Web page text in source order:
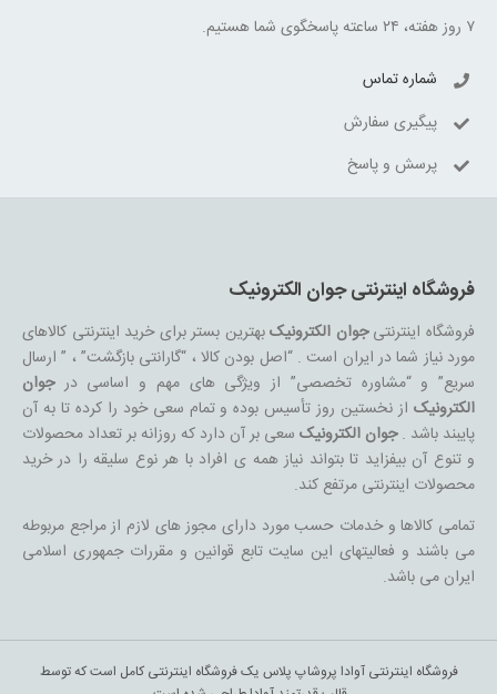
۷ روز هفته، ۲۴ ساعته پاسخگوی شما هستیم.
شماره تماس
پیگیری سفارش
پرسش و پاسخ
فروشگاه اینترنتی جوان الکترونیک
فروشگاه اینترنتیجوان الکترونیکبهترین بستر برای خرید اینترنتی کالاهای
مورد نیاز شما در ایران است . “اصل بودن کالا ، “گارانتی بازگشت” ، ” ارسال
سریع” و “مشاوره تخصصی” از ویژگی های مهم و اساسی درجوان
الکترونیکاز نخستین روز تأسیس بوده و تمام سعی خود را کرده تا به آن
پایبند باشد .جوان الکترونیکسعی بر آن دارد که روزانه بر تعداد محصولات
و تنوع آن بیفزاید تا بتواند نیاز همه ی افراد با هر نوع سلیقه را در خرید
محصولات اینترنتی مرتفع کند.
تمامی کالاها و خدمات حسب مورد دارای مجوز های لازم از مراجع مربوطه
می باشند و فعالیتهای این سایت تابع قوانین و مقررات جمهوری اسلامی
ایران می باشد.
فروشگاه اینترنتی آوادا پروشاپ پلاس یک فروشگاه اینترنتی کامل است که توسط